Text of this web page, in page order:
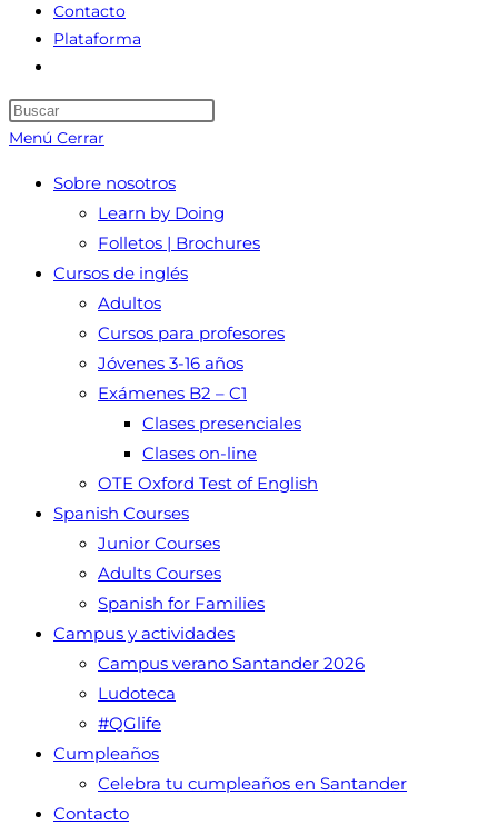
Contacto
Plataforma
de
la
web
el
panel
Menú Cerrar
Sobre nosotros
Learn by Doing
Folletos | Brochures
Cursos de inglés
Adultos
Cursos para profesores
Jóvenes 3-16 años
Exámenes B2 – C1
Clases presenciales
Clases on-line
OTE Oxford Test of English
Spanish Courses
Junior Courses
Adults Courses
Spanish for Families
Campus y actividades
Campus verano Santander 2026
Ludoteca
#QGlife
Cumpleaños
Celebra tu cumpleaños en Santander
Contacto